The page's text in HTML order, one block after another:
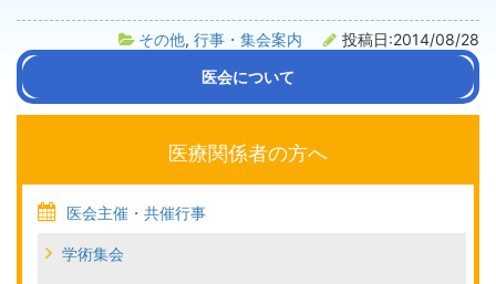
その他, 行事・集会案内
投稿日:2014/08/28
医会について
医療関係者の方へ
医会主催・共催行事
学術集会